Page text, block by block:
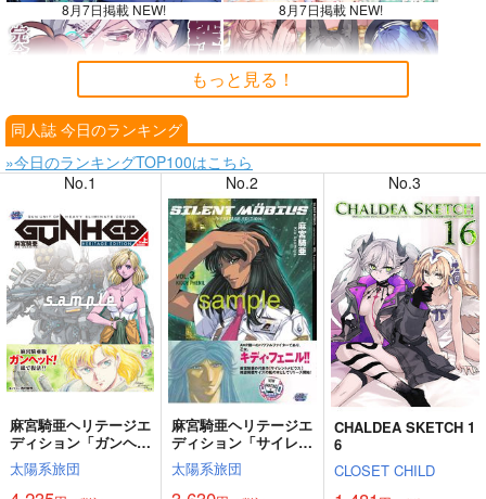
8月7日掲載 NEW! 8月7日掲載 NEW!
8月6日掲載
8月4日掲載 8月4日掲載
8月3日掲載 8月3日掲載
もっと見る！
同人誌 今日のランキング
»今日のランキングTOP100はこちら
No.1
麻宮騎亜ヘリテージエ
ディション「ガンヘッ
ド」上巻
太陽系旅団
No.2
麻宮騎亜ヘリテージエ
ディション「サイレン
トメビウス」03 キデ
ィ編
太陽系旅団
No.3
CHALDEA SKETCH 1
6
CLOSET CHILD